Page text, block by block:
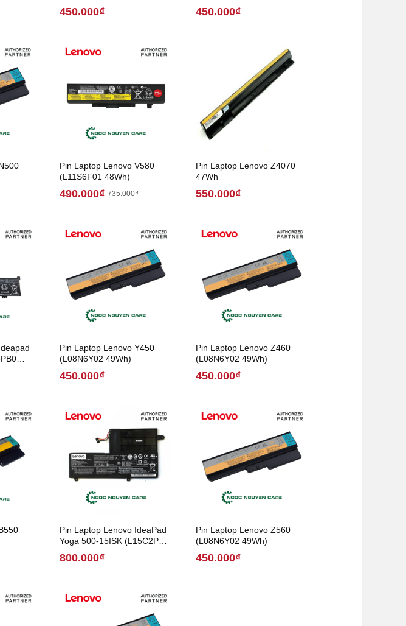
450.000₫ 450.000₫
Pin Laptop Lenovo V580
(L11S6F01 48Wh)
490.000₫ 735.000₫
Pin Laptop Lenovo Z4070
47Wh
550.000₫
Pin Laptop Lenovo Y450
(L08N6Y02 49Wh)
450.000₫
Pin Laptop Lenovo Z460
(L08N6Y02 49Wh)
450.000₫
Pin Laptop Lenovo IdeaPad
Yoga 500-15ISK (L15C2PB1
800.000₫
Pin Laptop Lenovo Z560
(L08N6Y02 49Wh)
450.000₫